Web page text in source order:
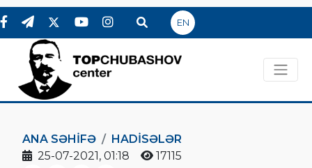
EN
ANA SƏHIFƏ
HADİSƏLƏR
25-07-2021, 01:18
17115